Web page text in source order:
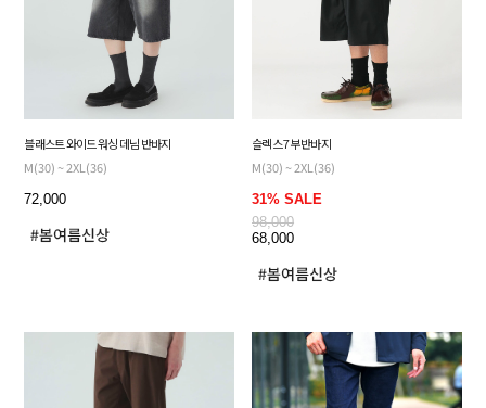
블래스트 와이드 워싱 데님 반바지
M(30) ~ 2XL(36)
72,000
슬렉스 7부 반바지
M(30) ~ 2XL(36)
31% SALE
98,000
68,000